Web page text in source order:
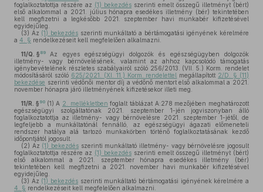
foglalkoztatottja részére az (1) bekezdés szerinti emelt összegű illetményt (bért)
első alkalommal a 2021. július hónapra esedékes illetmény (bér) tekintetében
kell megfizetni a legkésőbb 2021. szeptember havi munkabér kifizetésével
egyidejűleg.
(3) Az (1) bekezdés szerinti munkáltató a bértámogatási igényének kérelmére
a 4. § rendelkezéseit kell megfelelően alkalmazni.
11/Q. § 89
Az egyes egészségügyi dolgozók és egészségügyben dolgozók
illetmény- vagy bérnövelésének, valamint az ahhoz kapcsolódó támogatás
igénybevételének részletes szabályairól szóló 256/2013. (VII. 5.) Korm. rendelet
módosításáról szóló 625/2021. (XI. 11.) Korm. rendelettel megállapított 2/D. § (11)
bekezdése szerinti védőnői mentor díj a védőnő mentort első alkalommal a 2021.
november hónapra járó illetményének kifizetésekor illeti meg.
11/R. § 90 (1) A 2. mellékletben foglalt táblázat A:278 mezőjében meghatározott
egészségügyi szolgáltatónak 2021. szeptember 1-jén jogviszonyban álló
foglalkoztatottja az illetmény- vagy bérnövelésre 2021. szeptember 1-jétől, de
legfeljebb a munkáltatónál fennálló, az egészségügyi ágazati előmeneteli
rendszer hatálya alá tartozó munkakörben történő foglalkoztatásának kezdő
időpontjától jogosult.
(2) Az (1) bekezdés szerinti munkáltató illetmény- vagy bérnövelésre jogosult
foglalkoztatottja részére az (1) bekezdés szerinti emelt összegű illetményt (bért)
első alkalommal a 2021. szeptember hónapra esedékes illetmény (bér)
tekintetében kell megfizetni a 2021. november havi munkabér kifizetésével
egyidejűleg.
(3) Az (1) bekezdés szerinti munkáltató bértámogatási igényének kérelmére a
4. § rendelkezéseit kell megfelelően alkalmazni.